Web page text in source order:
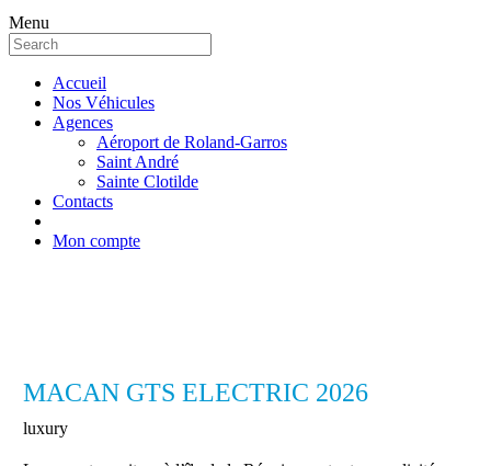
Menu
Accueil
Nos Véhicules
Agences
Aéroport de Roland-Garros
Saint André
Sainte Clotilde
Contacts
Mon compte
MACAN GTS ELECTRIC 2026
luxury